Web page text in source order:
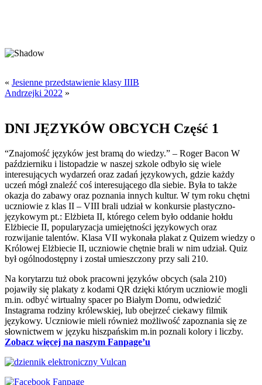
« Jesienne przedstawienie klasy IIIB
Andrzejki 2022 »
DNI JĘZYKÓW OBCYCH Część 1
“Znajomość języków jest bramą do wiedzy.” ‒ Roger Bacon W
październiku i listopadzie w naszej szkole odbyło się wiele
interesujących wydarzeń oraz zadań językowych, gdzie każdy
uczeń mógł znaleźć coś interesującego dla siebie. Była to także
okazja do zabawy oraz poznania innych kultur. W tym roku chętni
uczniowie z klas II – VIII brali udział w konkursie plastyczno-
językowym pt.: Elżbieta II, którego celem było oddanie hołdu
Elżbiecie II, popularyzacja umiejętności językowych oraz
rozwijanie talentów. Klasa VII wykonała plakat z Quizem wiedzy o
Królowej Elżbiecie II, uczniowie chętnie brali w nim udział. Quiz
był ogólnodostępny i został umieszczony przy sali 210.
Na korytarzu tuż obok pracowni języków obcych (sala 210)
pojawiły się plakaty z kodami QR dzięki którym uczniowie mogli
m.in. odbyć wirtualny spacer po Białym Domu, odwiedzić
Instagrama rodziny królewskiej, lub obejrzeć ciekawy filmik
językowy. Uczniowie mieli również możliwość zapoznania się ze
słownictwem w języku hiszpańskim m.in poznali kolory i liczby.
Zobacz więcej na naszym Fanpage’u